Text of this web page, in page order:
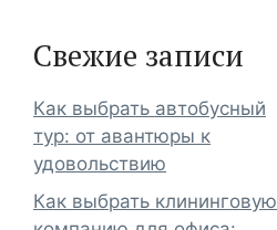
Свежие записи
Как выбрать автобусный
тур: от авантюры к
удовольствию
Как выбрать клининговую